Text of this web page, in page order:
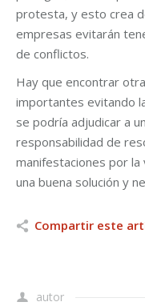
protesta, y esto crea
empresas evitarán
de conflictos.
Hay que encontrar
importantes evitando
se podría adjudicar a
responsabilidad de
manifestaciones por
una buena solución y
Compartir este
autor